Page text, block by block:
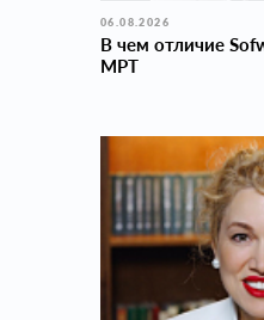
06.08.2026
В чем отличие
MPT